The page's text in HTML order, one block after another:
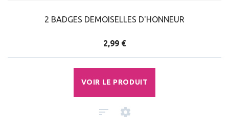
2 BADGES DEMOISELLES D'HONNEUR
2,99 €
VOIR LE PRODUIT